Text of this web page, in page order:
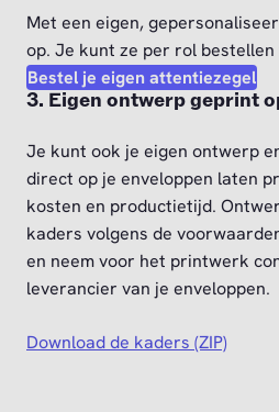
Met een eigen,
op. Je kunt ze per rol bestellen
Bestel je eigen attentiezegel
3. Eigen ontwerp geprint
Je kunt ook je eigen ontwerp
direct op je enveloppen laten
kosten en productietijd.
kaders volgens de
en neem voor het printwerk
leverancier van je enveloppen.
Download de kaders (ZIP)